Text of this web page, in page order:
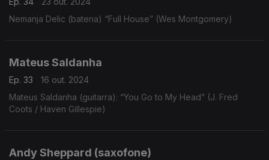
Nemanja Delic (bateria) “Full House” (Wes Montgomery)
Mateus Saldanha
Ep. 33
16 out. 2024
Mateus Saldanha (guitarra): “You Go to My Head” (J. Fred
Coots / Haven Gillespie)
Andy Sheppard (saxofone)